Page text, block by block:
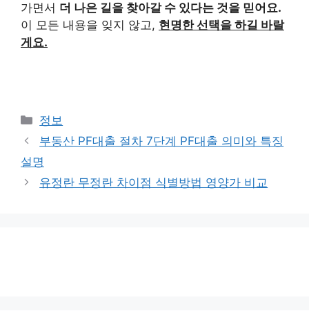
가면서 더 나은 길을 찾아갈 수 있다는 것을 믿어요.
이 모든 내용을 잊지 않고, 현명한 선택을 하길 바랄
게요.
카
테
고
리
정보
부동산 PF대출 절차 7단계 PF대출 의미와 특징
설명
유정란 무정란 차이점 식별방법 영양가 비교